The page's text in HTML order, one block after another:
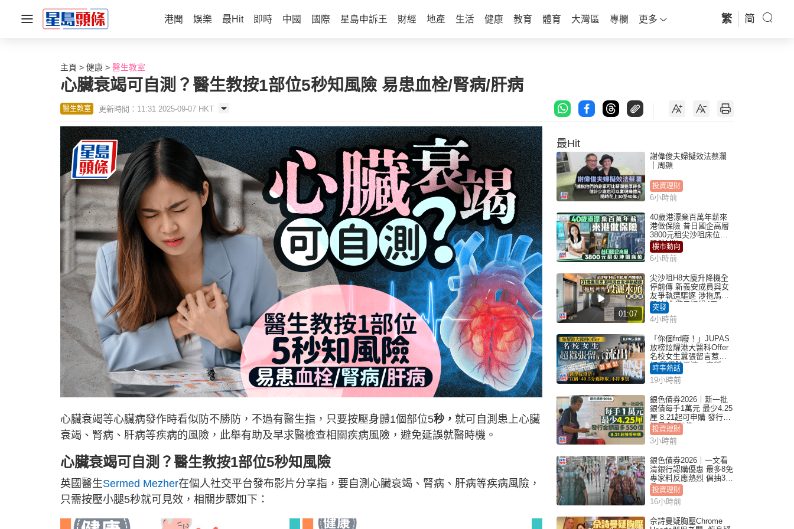
港聞 娛樂 最Hit 即時 中國 國際 星島申訴王 財經 地產 生活 健康 教育 體育 大灣區 專欄 更多 繁 简
主頁 健康 醫生教室
心臟衰竭可自測？醫生教按1部位5秒知風險 易患血栓/腎病/肝病
醫生教室 更新時間：11:31 2025-09-07 HKT
心臟衰竭等心臟病發作時看似防不勝防，不過有醫生指，只要按壓身體1個部位5秒， 就可自測患上心臟
衰竭、腎病、肝病等疾病的風險，此舉有助及早求醫檢查相關疾病風險，避免延誤就醫時機。
心臟衰竭可自測？醫生教按1部位5秒知風險
英國醫生Sermed Mezher在個人社交平台發布影片分享指，要自測心臟衰竭、腎病、肝病等疾病風險，
只需按壓小腿5秒就可見效，相關步驟如下：
最Hit
謝偉俊夫婦擬效法蔡瀾
｜周顯
投資理財
6小時前
40歲港漂棄百萬年薪來
港做保險 昔日國企高層
3800元租尖沙咀床位｜
租盤Million
樓市動向
6小時前
01:07
尖沙咀H8大廈升降機全
停前傳 新義安成員與女
友爭執遭驅逐 涉拖馬刑
毀被捕 警另通緝4男
突發
4小時前
「你個frd廢！」JUPAS
放榜炫耀港大醫科Offer
名校女生囂張留言惹眾
怒 醫學院澄清：宣稱
「40.5分獲錄取」不符事
實｜Juicy叮
時事熱話
19小時前
銀色債券2026｜新一批
銀債每手1萬元 最少4.25
厘 8.21起可申購 發行金
額最多550億
投資理財
3小時前
銀色債券2026｜一文看
清銀行認購優惠 最多8免
專家料反應熱烈 倡抽30
手
投資理財
16小時前
佘詩曼疑胸壓Chrome